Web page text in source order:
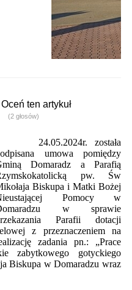
Oceń ten artykuł
(2 głosów)
24.05.2024r. została
umowa pomiędzy
Domaradz a Parafią
pw. Św
Biskupa i Matki Bożej
Pomocy w
w sprawie
Parafii dotacji
z przeznaczeniem na
zadania pn.: „Prace
zabytkowego gotyckiego
Biskupa w Domaradzu wraz